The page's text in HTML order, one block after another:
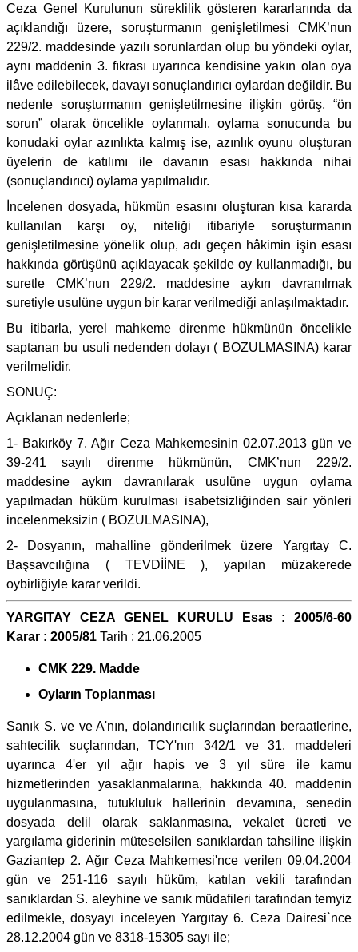
Ceza Genel Kurulunun süreklilik gösteren kararlarında da
açıklandığı üzere, soruşturmanın genişletilmesi CMK’nun
229/2. maddesinde yazılı sorunlardan olup bu yöndeki oylar,
aynı maddenin 3. fıkrası uyarınca kendisine yakın olan oya
ilâve edilebilecek, davayı sonuçlandırıcı oylardan değildir. Bu
nedenle soruşturmanın genişletilmesine ilişkin görüş, “ön
sorun” olarak öncelikle oylanmalı, oylama sonucunda bu
konudaki oylar azınlıkta kalmış ise, azınlık oyunu oluşturan
üyelerin de katılımı ile davanın esası hakkında nihai
(sonuçlandırıcı) oylama yapılmalıdır.
İncelenen dosyada, hükmün esasını oluşturan kısa kararda
kullanılan karşı oy, niteliği itibariyle soruşturmanın
genişletilmesine yönelik olup, adı geçen hâkimin işin esası
hakkında görüşünü açıklayacak şekilde oy kullanmadığı, bu
suretle CMK’nun 229/2. maddesine aykırı davranılmak
suretiyle usulüne uygun bir karar verilmediği anlaşılmaktadır.
Bu itibarla, yerel mahkeme direnme hükmünün öncelikle
saptanan bu usuli nedenden dolayı ( BOZULMASINA) karar
verilmelidir.
SONUÇ:
Açıklanan nedenlerle;
1- Bakırköy 7. Ağır Ceza Mahkemesinin 02.07.2013 gün ve
39-241 sayılı direnme hükmünün, CMK’nun 229/2.
maddesine aykırı davranılarak usulüne uygun oylama
yapılmadan hüküm kurulması isabetsizliğinden sair yönleri
incelenmeksizin ( BOZULMASINA),
2- Dosyanın, mahalline gönderilmek üzere Yargıtay C.
Başsavcılığına ( TEVDİİNE ), yapılan müzakerede
oybirliğiyle karar verildi.
YARGITAY CEZA GENEL KURULU Esas : 2005/6-60
Karar : 2005/81 Tarih : 21.06.2005
CMK 229. Madde
Oyların Toplanması
Sanık S. ve ve A'nın, dolandırıcılık suçlarından beraatlerine,
sahtecilik suçlarından, TCY'nın 342/1 ve 31. maddeleri
uyarınca 4'er yıl ağır hapis ve 3 yıl süre ile kamu
hizmetlerinden yasaklanmalarına, hakkında 40. maddenin
uygulanmasına, tutukluluk hallerinin devamına, senedin
dosyada delil olarak saklanmasına, vekalet ücreti ve
yargılama giderinin müteselsilen sanıklardan tahsiline ilişkin
Gaziantep 2. Ağır Ceza Mahkemesi'nce verilen 09.04.2004
gün ve 251-116 sayılı hüküm, katılan vekili tarafından
sanıklardan S. aleyhine ve sanık müdafileri tarafından temyiz
edilmekle, dosyayı inceleyen Yargıtay 6. Ceza Dairesi`nce
28.12.2004 gün ve 8318-15305 sayı ile;